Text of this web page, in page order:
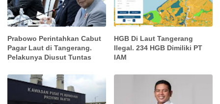
Prabowo Perintahkan Cabut
Pagar Laut di Tangerang.
Pelakunya Diusut Tuntas
HGB Di Laut Tangerang
Ilegal. 234 HGB Dimiliki PT
IAM